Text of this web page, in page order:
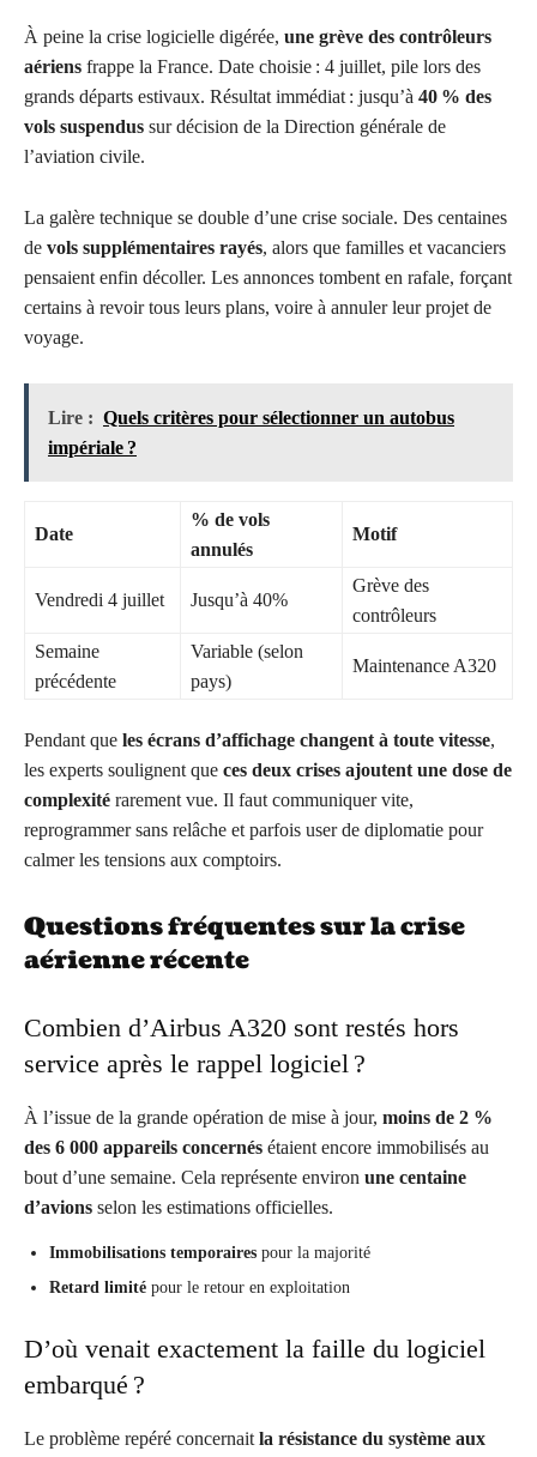
À peine la crise logicielle digérée, une grève des contrôleurs
aériens frappe la France. Date choisie : 4 juillet, pile lors des
grands départs estivaux. Résultat immédiat : jusqu’à 40 % des
vols suspendus sur décision de la Direction générale de
l’aviation civile.
La galère technique se double d’une crise sociale. Des centaines
de vols supplémentaires rayés, alors que familles et vacanciers
pensaient enfin décoller. Les annonces tombent en rafale, forçant
certains à revoir tous leurs plans, voire à annuler leur projet de
voyage.
Lire : Quels critères pour sélectionner un autobus
impériale ?
Date
% de vols
annulés
Motif
Vendredi 4 juillet Jusqu’à 40%
Grève des
contrôleurs
Semaine
précédente
Variable (selon
pays)
Maintenance A320
Pendant que les écrans d’affichage changent à toute vitesse,
les experts soulignent que ces deux crises ajoutent une dose de
complexité rarement vue. Il faut communiquer vite,
reprogrammer sans relâche et parfois user de diplomatie pour
calmer les tensions aux comptoirs.
Questions fréquentes sur la crise
aérienne récente
Combien d’Airbus A320 sont restés hors
service après le rappel logiciel ?
À l’issue de la grande opération de mise à jour, moins de 2 %
des 6 000 appareils concernés étaient encore immobilisés au
bout d’une semaine. Cela représente environ une centaine
d’avions selon les estimations officielles.
Immobilisations temporaires pour la majorité
Retard limité pour le retour en exploitation
D’où venait exactement la faille du logiciel
embarqué ?
Le problème repéré concernait la résistance du système aux